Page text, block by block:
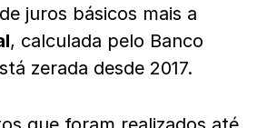
juros básicos mais a
, calculada pelo Banco
zerada desde 2017.